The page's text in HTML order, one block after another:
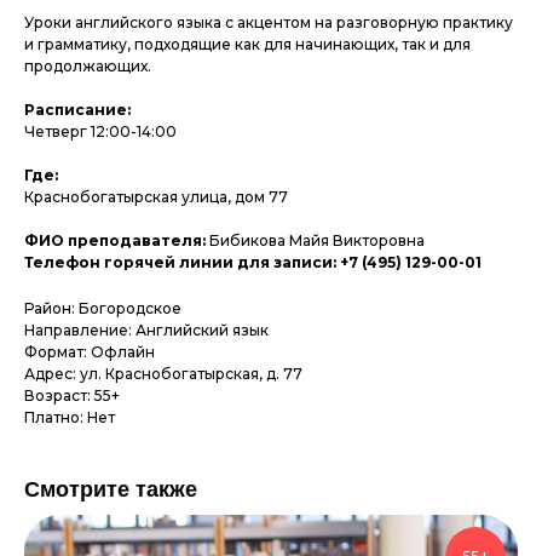
Уроки английского языка с акцентом на разговорную практику
и грамматику, подходящие как для начинающих, так и для
продолжающих.
Расписание:
Четверг 12:00-14:00
Где:
Краснобогатырская улица, дом 77
ФИО преподавателя: Бибикова Майя Викторовна
Телефон горячей линии для записи: +7 (495) 129-00-01
Район: Богородское
Направление: Английский язык
Формат: Офлайн
Адрес: ул. Краснобогатырская, д. 77
Возраст: 55+
Платно: Нет
Смотрите также